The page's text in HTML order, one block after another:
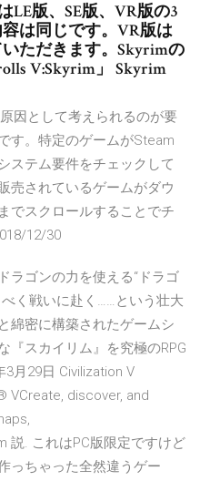
LE版、SE版、VR版の3
は同じです。VR版は
ただきます。Skyrimの
V:Skyrim」 Skyrim
因として考えられるのが要
す。特定のゲームがSteam
ステム要件をチェックして
売されているゲームがダウ
でスクロールすることでチ
12/30
ラゴンの力を使える“ドラゴ
く戦いに赴く……という壮大
綿密に構築されたゲームシ
『スカイリム』を究極のRPG
月29日 Civilization V
VCreate, discover, and
. これはPC版限定ですけど
っちゃった全然違うゲー